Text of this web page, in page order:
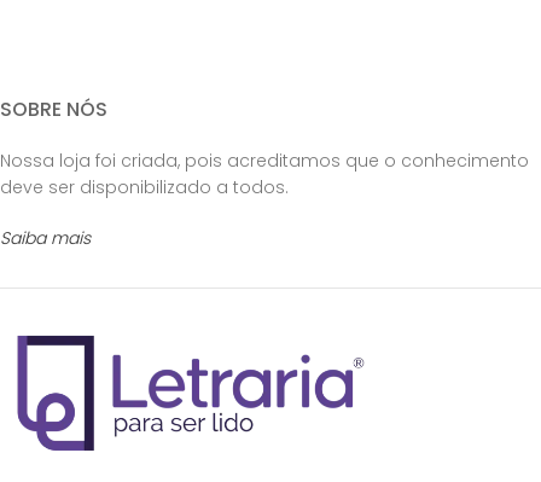
SOBRE NÓS
Nossa loja foi criada, pois acreditamos que o conhecimento
deve ser disponibilizado a todos.
Saiba mais